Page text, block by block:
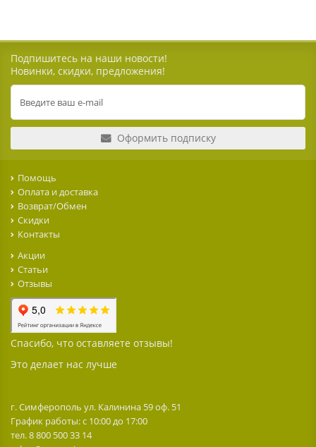
Подпишитесь на наши новости!
Новинки, скидки, предложения!
Оформить подписку
Помощь
Оплата и доставка
Возврат/Обмен
Скидки
Контакты
Акции
Статьи
Отзывы
Спасибо, что оставляете отзывы!
Это делает нас лучше
г. Симферополь ул. Калинина 59 оф. 51
График работы: с 10:00 до 17:00
тел. 8 800 500 33 14